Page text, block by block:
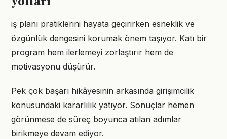
iş planı pratiklerini hayata geçirirken esneklik ve
özgünlük dengesini korumak önem taşıyor. Katı bir
program hem ilerlemeyi zorlaştırır hem de
motivasyonu düşürür.
Pek çok başarı hikâyesinin arkasında girişimcilik
konusundaki kararlılık yatıyor. Sonuçlar hemen
görünmese de süreç boyunca atılan adımlar
birikmeye devam ediyor.